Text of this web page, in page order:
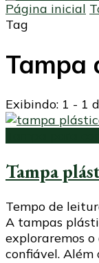
Página inicial
Tag
Tampa
Exibindo: 1 - 1
Tampa
Tempo de
A tampas
exploraremos
confiável. Além